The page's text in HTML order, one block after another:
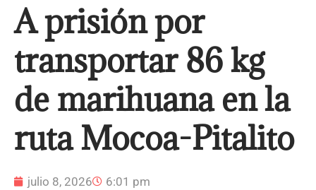
A prisión por
transportar 86 kg
de marihuana en la
ruta Mocoa-Pitalito
julio 8, 2026 6:01 pm